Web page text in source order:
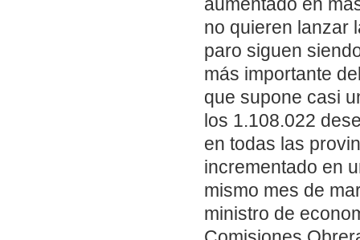
aumentado en
no quieren lanzar
paro siguen
más importante
que supone casi
los 1.108.022
en todas las
incrementado en
mismo mes de
ministro de